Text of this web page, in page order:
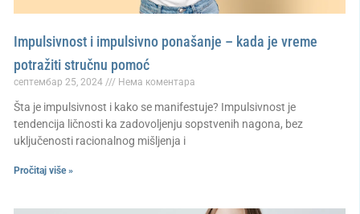
Impulsivnost i impulsivno ponašanje – kada je vreme
potražiti stručnu pomoć
септембар 25, 2024 Нема коментара
Šta je impulsivnost i kako se manifestuje? Impulsivnost je
tendencija ličnosti ka zadovoljenju sopstvenih nagona, bez
uključenosti racionalnog mišljenja i
Pročitaj više »